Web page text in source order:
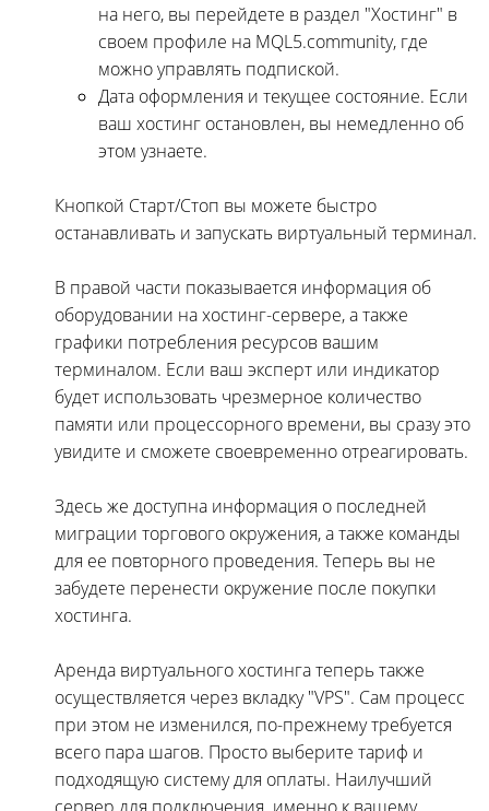
на него, вы перейдете в раздел "Хостинг" в
своем профиле на MQL5.community, где
можно управлять подпиской.
Дата оформления и текущее состояние. Если
ваш хостинг остановлен, вы немедленно об
этом узнаете.
Кнопкой Старт/Стоп вы можете быстро
останавливать и запускать виртуальный терминал.
В правой части показывается информация об
оборудовании на хостинг-сервере, а также
графики потребления ресурсов вашим
терминалом. Если ваш эксперт или индикатор
будет использовать чрезмерное количество
памяти или процессорного времени, вы сразу это
увидите и сможете своевременно отреагировать.
Здесь же доступна информация о последней
миграции торгового окружения, а также команды
для ее повторного проведения. Теперь вы не
забудете перенести окружение после покупки
хостинга.
Аренда виртуального хостинга теперь также
осуществляется через вкладку "VPS". Сам процесс
при этом не изменился, по-прежнему требуется
всего пара шагов. Просто выберите тариф и
подходящую систему для оплаты. Наилучший